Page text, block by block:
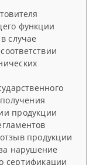
функции
случае
продукции
продукции
нарушение
сертификации